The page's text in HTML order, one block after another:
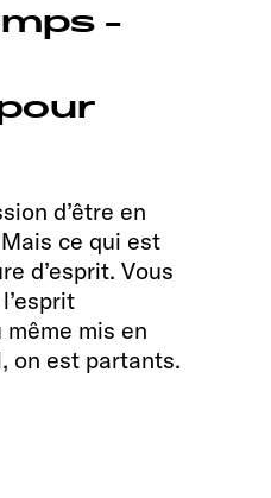
-
d’être en
ce qui est
d’esprit. Vous
mis en
on est partants.